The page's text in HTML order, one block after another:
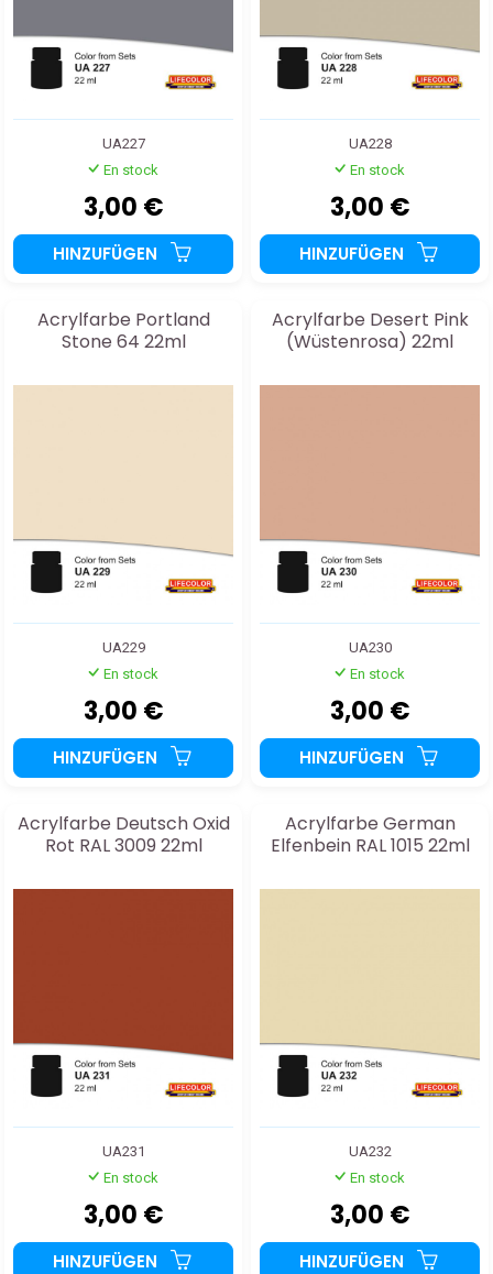
UA227
En stock
3,00 €
HINZUFÜGEN
UA228
En stock
3,00 €
HINZUFÜGEN
Acrylfarbe Portland
Stone 64 22ml
UA229
En stock
3,00 €
HINZUFÜGEN
Acrylfarbe Desert Pink
(Wüstenrosa) 22ml
UA230
En stock
3,00 €
HINZUFÜGEN
Acrylfarbe Deutsch Oxid
Rot RAL 3009 22ml
UA231
En stock
3,00 €
HINZUFÜGEN
Acrylfarbe German
Elfenbein RAL 1015 22ml
UA232
En stock
3,00 €
HINZUFÜGEN